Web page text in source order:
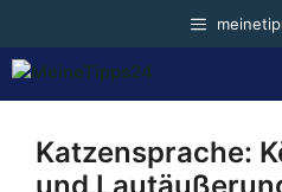
springen
Katzensprache: